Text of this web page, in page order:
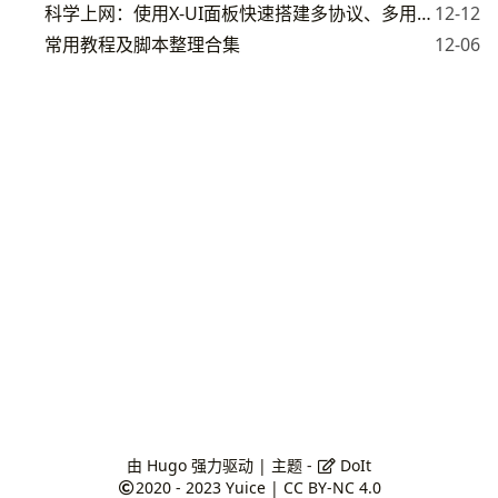
科学上网：使用X-UI面板快速搭建多协议、多用户代理服务，支持CDN 12-12
常用教程及脚本整理合集
12-06
由 Hugo强力驱动 | 主题 -
DoIt
2020 - 2023 Yuice |CC BY-NC 4.0